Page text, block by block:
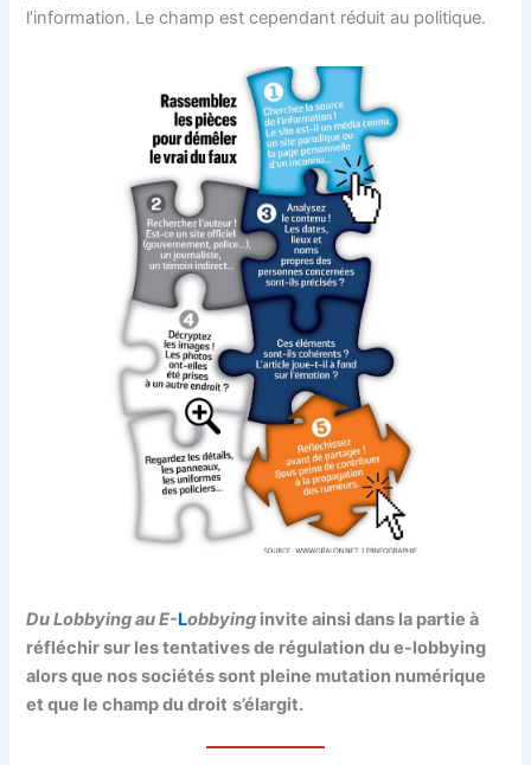
l’information. Le champ est cependant réduit au politique.
Du Lobbying au E-Lobbying invite ainsi dans la partie à
réfléchir sur les tentatives de régulation du e-lobbying
alors que nos sociétés sont pleine mutation numérique
et que le champ du droit s’élargit.